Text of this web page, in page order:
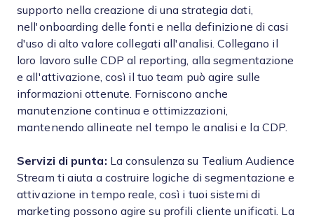
supporto nella creazione di una strategia dati,
nell'onboarding delle fonti e nella definizione di casi
d'uso di alto valore collegati all'analisi. Collegano il
loro lavoro sulle CDP al reporting, alla segmentazione
e all'attivazione, così il tuo team può agire sulle
informazioni ottenute. Forniscono anche
manutenzione continua e ottimizzazioni,
mantenendo allineate nel tempo le analisi e la CDP.
Servizi di punta: La consulenza su Tealium Audience
Stream ti aiuta a costruire logiche di segmentazione e
attivazione in tempo reale, così i tuoi sistemi di
marketing possono agire su profili cliente unificati. La